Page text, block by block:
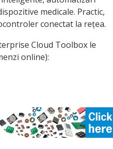
medicale. Practic,
conectat la rețea.
Cloud Toolbox le
online):